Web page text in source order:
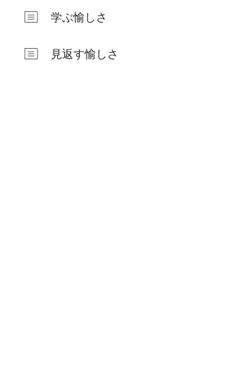
学ぶ愉しさ
見返す愉しさ